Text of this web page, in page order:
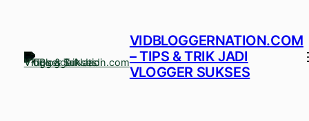
VIDBLOGGERNATION.COM
– TIPS & TRIK JADI
VLOGGER SUKSES